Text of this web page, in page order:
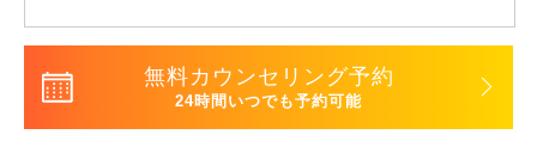
無料カウンセリング予約
24時間いつでも予約可能